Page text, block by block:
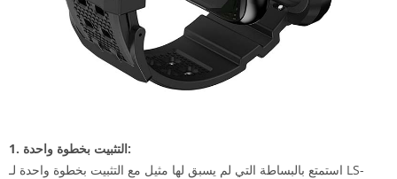
1. التثبيت بخطوة واحدة:
استمتع بالبساطة التي لم يسبق لها مثيل مع التثبيت بخطوة واحدة لـ LS-